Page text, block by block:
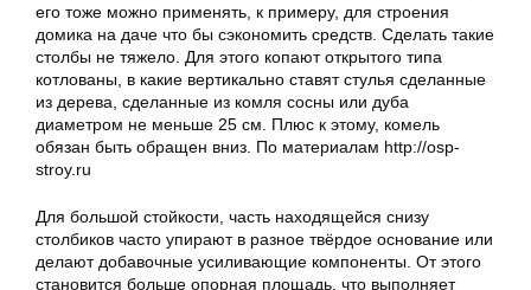
его тоже можно применять, к примеру, для строения
домика на даче что бы сэкономить средств. Сделать такие
столбы не тяжело. Для этого копают открытого типа
котлованы, в какие вертикально ставят стулья сделанные
из дерева, сделанные из комля сосны или дуба
диаметром не меньше 25 см. Плюс к этому, комель
обязан быть обращен вниз. По материалам http://osp-
stroy.ru
Для большой стойкости, часть находящейся снизу
столбиков часто упирают в разное твёрдое основание или
делают добавочные усиливающие компоненты. От этого
становится больше опорная площадь, что выполняет